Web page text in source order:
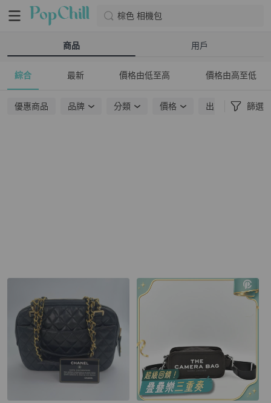
棕色 相機包
商品 用戶
綜合 最新 價格由低至高 價格由高至低
優惠商品 品牌 分類 價格 出貨地點 篩選